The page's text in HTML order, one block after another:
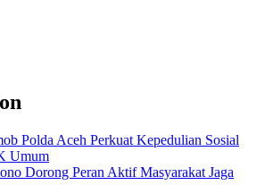
Polda Aceh Perkuat Kepedulian Sosial
Umum
Dorong Peran Aktif Masyarakat Jaga